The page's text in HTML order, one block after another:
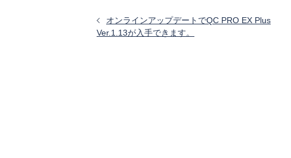
オンラインアップデートでQC PRO EX Plus
Ver.1.13が入手できます。